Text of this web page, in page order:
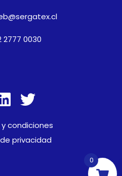
2777 0030
condiciones
privacidad
0